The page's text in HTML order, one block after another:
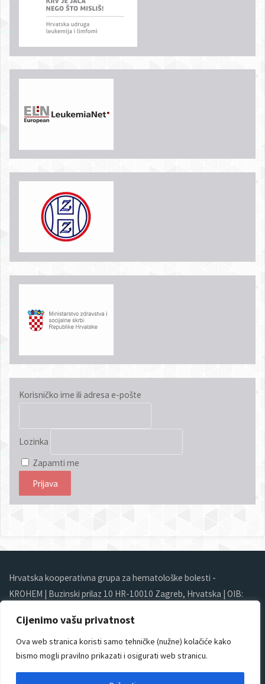
Cijenimo vašu privatnost
Ova web stranica koristi samo tehničke (nužne) kolačiće kako
bismo mogli pravilno prikazati i osigurati web stranicu.
Korisničko ime ili adresa e-pošte
Lozinka
Zapamti me
Hrvatska kooperativna grupa za hematološke bolesti -
KROHEM | Buzinski prilaz 10 HR-10010 Zagreb, Hrvatska | OIB:
krohem@gmail.com
© KROHEM2026. SVA PRAVA PRIDRŽANA